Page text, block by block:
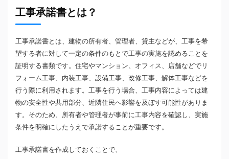
工事承諾書とは？
工事承諾書とは、建物の所有者、管理者、貸主などが、工事を希
望する者に対して一定の条件のもとで工事の実施を認めることを
証明する書類です。住宅やマンション、オフィス、店舗などでリ
フォーム工事、内装工事、設備工事、改修工事、解体工事などを
行う際に利用されます。工事を行う場合、工事内容によっては建
物の安全性や共用部分、近隣住民へ影響を及ぼす可能性がありま
す。そのため、所有者や管理者が事前に工事内容を確認し、実施
条件を明確にしたうえで承諾することが重要です。
工事承諾書を作成しておくことで、